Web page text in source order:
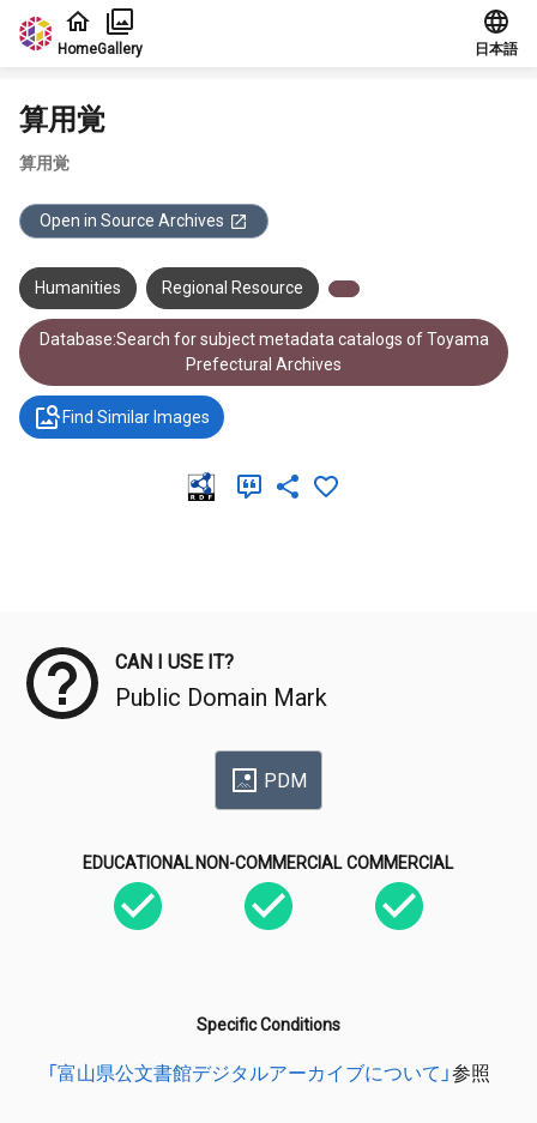
Jump to main content
HomeGallery 日本語
算用覚
算用覚
Open in Source Archives
Humanities Regional Resource
Database:Search for subject metadata catalogs of Toyama
Prefectural Archives
Find Similar Images
CAN I USE IT?
Public Domain Mark
PDM
EDUCATIONAL NON-COMMERCIAL COMMERCIAL
Specific Conditions
「富山県公文書館デジタルアーカイブについて」参照